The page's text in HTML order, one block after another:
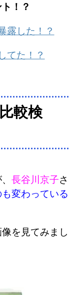
！？
露した！？
てた！？
較検
長谷川京子さ
変わっている
を見てみまし